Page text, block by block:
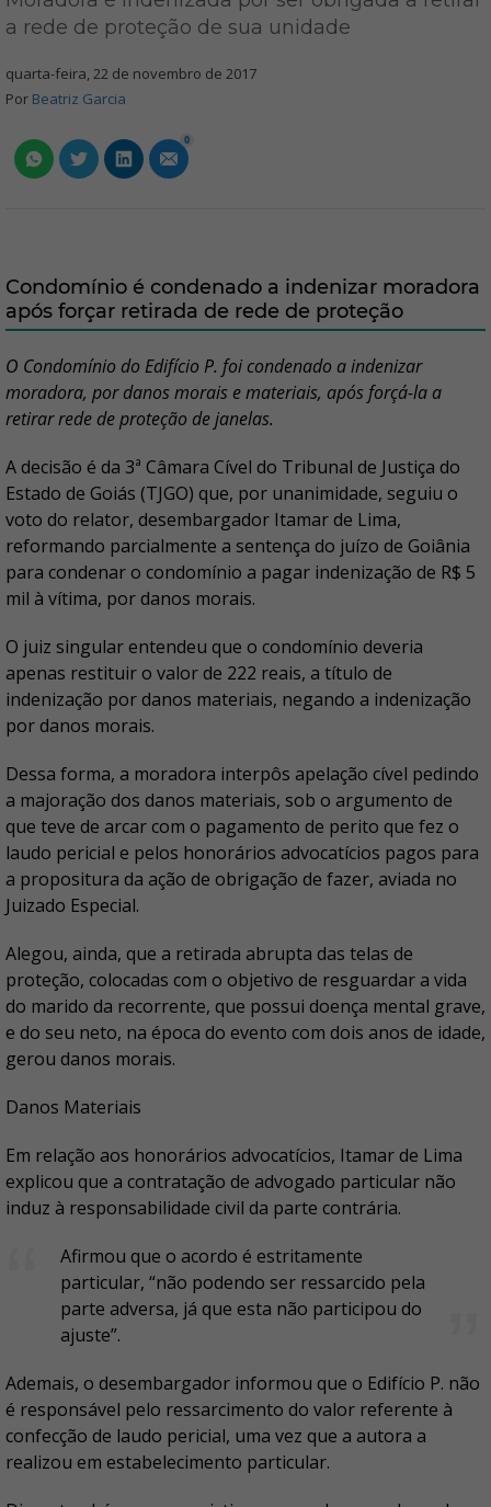
a rede de proteção de sua unidade
quarta-feira, 22 de novembro de 2017
Por Beatriz Garcia
0
Condomínio é condenado a indenizar moradora
após forçar retirada de rede de proteção
O Condomínio do Edifício P. foi condenado a indenizar
moradora, por danos morais e materiais, após forçá-la a
retirar rede de proteção de janelas.
A decisão é da 3ª Câmara Cível do Tribunal de Justiça do
Estado de Goiás (TJGO) que, por unanimidade, seguiu o
voto do relator, desembargador Itamar de Lima,
reformando parcialmente a sentença do juízo de Goiânia
para condenar o condomínio a pagar indenização de R$ 5
mil à vítima, por danos morais.
O juiz singular entendeu que o condomínio deveria
apenas restituir o valor de 222 reais, a título de
indenização por danos materiais, negando a indenização
por danos morais.
Dessa forma, a moradora interpôs apelação cível pedindo
a majoração dos danos materiais, sob o argumento de
que teve de arcar com o pagamento de perito que fez o
laudo pericial e pelos honorários advocatícios pagos para
a propositura da ação de obrigação de fazer, aviada no
Juizado Especial.
Alegou, ainda, que a retirada abrupta das telas de
proteção, colocadas com o objetivo de resguardar a vida
do marido da recorrente, que possui doença mental grave,
e do seu neto, na época do evento com dois anos de idade,
gerou danos morais.
Danos Materiais
Em relação aos honorários advocatícios, Itamar de Lima
explicou que a contratação de advogado particular não
induz à responsabilidade civil da parte contrária.
Afirmou que o acordo é estritamente
particular, “não podendo ser ressarcido pela
parte adversa, já que esta não participou do
ajuste”.
Ademais, o desembargador informou que o Edifício P. não
é responsável pelo ressarcimento do valor referente à
confecção de laudo pericial, uma vez que a autora a
realizou em estabelecimento particular.